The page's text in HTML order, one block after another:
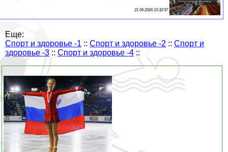
21 06 2026 12:32:57
Еще:
Спорт и здоровье -1 :: Спорт и здоровье -2 :: Спорт и
здоровье -3 :: Спорт и здоровье -4 ::